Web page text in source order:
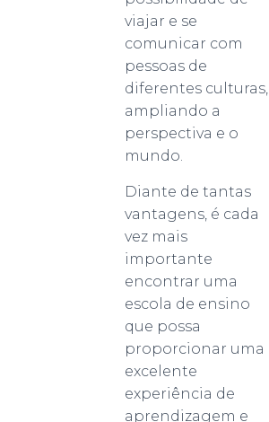
viajar e se
comunicar com
pessoas de
diferentes culturas,
ampliando a
perspectiva e o
mundo.
Diante de tantas
vantagens, é cada
vez mais
importante
encontrar uma
escola de ensino
que possa
proporcionar uma
excelente
experiência de
aprendizagem e